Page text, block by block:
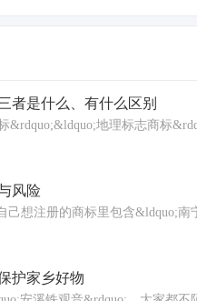
者是什么、有什么区别
地理标志商标
风险
想注册的商标里包含&ldquo;
护家乡好物